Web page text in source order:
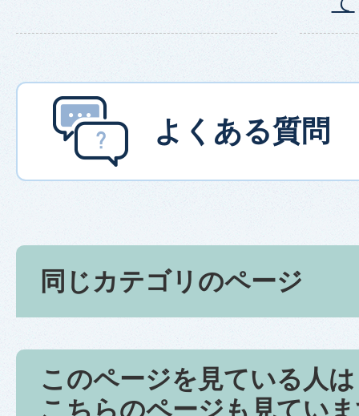
よくある質問
同じカテゴリのページ
このページを見ている人は
こちらのページも見てい